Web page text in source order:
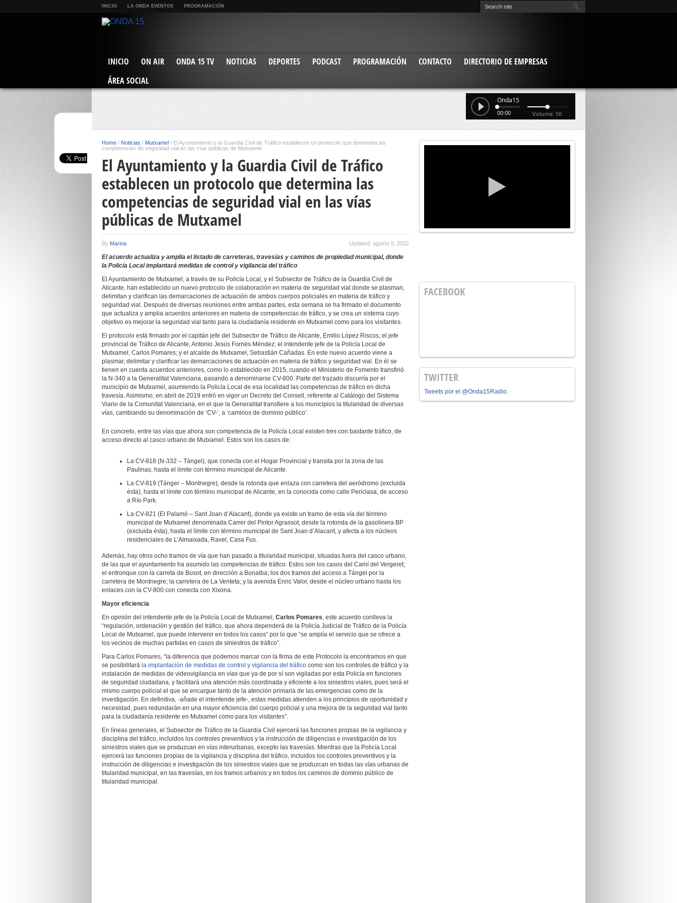
INICIO LA ONDA EVENTOS PROGRAMACIÓN
INICIO ON AIR ONDA 15 TV NOTICIAS DEPORTES PODCAST PROGRAMACIÓN CONTACTO
DIRECTORIO DE EMPRESAS
ÁREA SOCIAL
Onda15
00:00 Volume: 50
Home / Noticias / Mutxamel / El Ayuntamiento y la Guardia Civil de Tráfico establecen un protocolo que determina las
competencias de seguridad vial en las vías públicas de Mutxamel
El Ayuntamiento y la Guardia Civil de Tráfico
establecen un protocolo que determina las
competencias de seguridad vial en las vías
públicas de Mutxamel
By Marina Updated: agosto 5, 2022
El acuerdo actualiza y amplia el listado de carreteras, travesías y caminos de propiedad municipal, donde
la Policía Local implantará medidas de control y vigilancia del tráfico
El Ayuntamiento de Mutxamel, a través de su Policía Local, y el Subsector de Tráfico de la Guardia Civil de
Alicante, han establecido un nuevo protocolo de colaboración en materia de seguridad vial donde se plasman,
delimitan y clarifican las demarcaciones de actuación de ambos cuerpos policiales en materia de tráfico y
seguridad vial. Después de diversas reuniones entre ambas partes, esta semana se ha firmado el documento
que actualiza y amplia acuerdos anteriores en materia de competencias de tráfico, y se crea un sistema cuyo
objetivo es mejorar la seguridad vial tanto para la ciudadanía residente en Mutxamel como para los visitantes.
El protocolo está firmado por el capitán jefe del Subsector de Tráfico de Alicante, Emilio López Riscos; el jefe
provincial de Tráfico de Alicante, Antonio Jesús Fornés Méndez; el intendente jefe de la Policía Local de
Mutxamel, Carlos Pomares; y el alcalde de Mutxamel, Sebastián Cañadas. En este nuevo acuerdo viene a
plasmar, delimitar y clarificar las demarcaciones de actuación en materia de tráfico y seguridad vial. En él se
tienen en cuenta acuerdos anteriores, como lo establecido en 2015, cuando el Ministerio de Fomento transfirió
la N-340 a la Generalitat Valenciana, pasando a denominarse CV-800. Parte del trazado discurría por el
municipio de Mutxamel, asumiendo la Policía Local de esa localidad las competencias de tráfico en dicha
travesía. Asimismo, en abril de 2019 entró en vigor un Decreto del Consell, referente al Catálogo del Sistema
Viario de la Comunitat Valenciana, en el que la Generalitat transfiere a los municipios la titularidad de diversas
vías, cambiando su denominación de ‘CV-‘, a ‘caminos de dominio público’.
En concreto, entre las vías que ahora son competencia de la Policía Local existen tres con bastante tráfico, de
acceso directo al casco urbano de Mutxamel. Estos son los casos de:
La CV-818 (N-332 – Tángel), que conecta con el Hogar Provincial y transita por la zona de las
Paulinas, hasta el límite con término municipal de Alicante.
La CV-819 (Tánger – Montnegre), desde la rotonda que enlaza con carretera del aeródromo (excluida
ésta), hasta el límite con término municipal de Alicante, en la conocida como calle Periclasa, de acceso
a Río Park.
La CV-821 (El Palamó – Sant Joan d’Alacant), donde ya existe un tramo de esta vía del término
municipal de Mutxamel denominada Carrer del Pintor Agrassot, desde la rotonda de la gasolinera BP
(excluida ésta), hasta el límite con término municipal de Sant Joan d’Alacant, y afecta a los núcleos
residenciales de L’Almaixada, Ravel, Casa Fus.
Además, hay otros ocho tramos de vía que han pasado a titularidad municipal, situadas fuera del casco urbano,
de las que el ayuntamiento ha asumido las competencias de tráfico. Estos son los casos del Camí del Vergeret;
el entronque con la carreta de Busot, en dirección a Bonalba; los dos tramos del acceso a Tángel por la
carretera de Montnegre; la carretera de La Venteta; y la avenida Enric Valor, desde el núcleo urbano hasta los
enlaces con la CV-800 con conecta con Xixona.
Mayor eficiencia
En opinión del intendente jefe de la Policía Local de Mutxamel, Carlos Pomares, este acuerdo conlleva la
“regulación, ordenación y gestión del tráfico, que ahora dependerá de la Policía Judicial de Tráfico de la Policía
Local de Mutxamel, que puede intervenir en todos los casos” por lo que “se amplía el servicio que se ofrece a
los vecinos de muchas partidas en casos de siniestros de tráfico”.
Para Carlos Pomares, “la diferencia que podemos marcar con la firma de este Protocolo la encontramos en que
se posibilitará la implantación de medidas de control y vigilancia del tráfico como son los controles de tráfico y la
instalación de medidas de videovigilancia en vías que ya de por sí son vigiladas por esta Policía en funciones
de seguridad ciudadana, y facilitará una atención más coordinada y eficiente a los siniestros viales, pues será el
mismo cuerpo policial el que se encargue tanto de la atención primaria de las emergencias como de la
investigación. En definitiva, -añade el intentende jefe-, estas medidas atienden a los principios de oportunidad y
necesidad, pues redundarán en una mayor eficiencia del cuerpo policial y una mejora de la seguridad vial tanto
para la ciudadanía residente en Mutxamel como para los visitantes”.
En líneas generales, el Subsector de Tráfico de la Guardia Civil ejercerá las funciones propias de la vigilancia y
disciplina del tráfico, incluidos los controles preventivos y la instrucción de diligencias e investigación de los
siniestros viales que se produzcan en vías interurbanas, excepto las travesías. Mientras que la Policía Local
ejercerá las funciones propias de la vigilancia y disciplina del tráfico, incluidos los controles preventivos y la
instrucción de diligencias e investigación de los siniestros viales que se produzcan en todas las vías urbanas de
titularidad municipal, en las travesías, en los tramos urbanos y en todos los caminos de dominio público de
titularidad municipal.
FACEBOOK
TWITTER
Tweets por el @Onda15Radio.